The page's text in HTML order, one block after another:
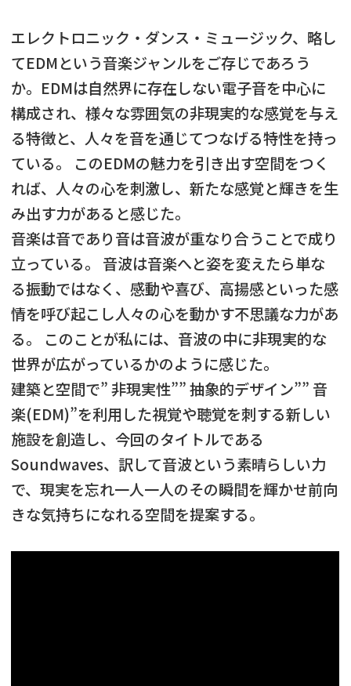
エレクトロニック・ダンス・ミュージック、略し
てEDMという音楽ジャンルをご存じであろう
か。EDMは自然界に存在しない電子音を中心に
構成され、様々な雰囲気の非現実的な感覚を与え
る特徴と、人々を音を通じてつなげる特性を持っ
ている。 このEDMの魅力を引き出す空間をつく
れば、人々の心を刺激し、新たな感覚と輝きを生
み出す力があると感じた。
音楽は音であり音は音波が重なり合うことで成り
立っている。 音波は音楽へと姿を変えたら単な
る振動ではなく、感動や喜び、高揚感といった感
情を呼び起こし人々の心を動かす不思議な力があ
る。 このことが私には、音波の中に非現実的な
世界が広がっているかのように感じた。
建築と空間で” 非現実性”” 抽象的デザイン”” 音
楽(EDM)”を利用した視覚や聴覚を刺する新しい
施設を創造し、今回のタイトルである
Soundwaves、訳して音波という素晴らしい力
で、現実を忘れ一人一人のその瞬間を輝かせ前向
きな気持ちになれる空間を提案する。